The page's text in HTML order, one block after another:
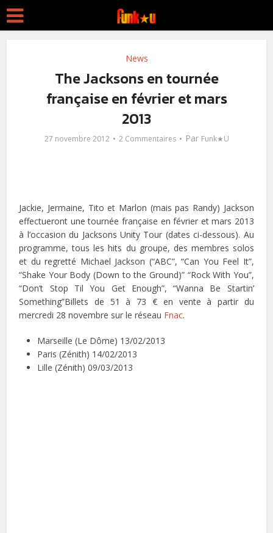
News
The Jacksons en tournée
française en février et mars
2013
27 novembre 2012 2 Commentaires Par Funk★U
Jackie, Jermaine, Tito et Marlon (mais pas Randy) Jackson
effectueront une tournée française en février et mars 2013
à l’occasion du Jacksons Unity Tour (dates ci-dessous). Au
programme, tous les hits du groupe, des membres solos
et du regretté Michael Jackson (“ABC”, “Can You Feel It”,
“Shake Your Body (Down to the Ground)” “Rock With You”,
“Don’t Stop Til You Get Enough”, “Wanna Be Startin’
Something”Billets de 51 à 73 € en vente à partir du
mercredi 28 novembre sur le réseau Fnac.
Marseille (Le Dôme) 13/02/2013
Paris (Zénith) 14/02/2013
Lille (Zénith) 09/03/2013